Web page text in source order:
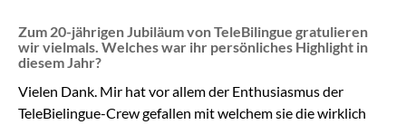
Zum 20-jährigen Jubiläum von TeleBilingue gratulieren
wir vielmals. Welches war ihr persönliches Highlight in
diesem Jahr?
Vielen Dank. Mir hat vor allem der Enthusiasmus der
TeleBielingue-Crew gefallen mit welchem sie die wirklich